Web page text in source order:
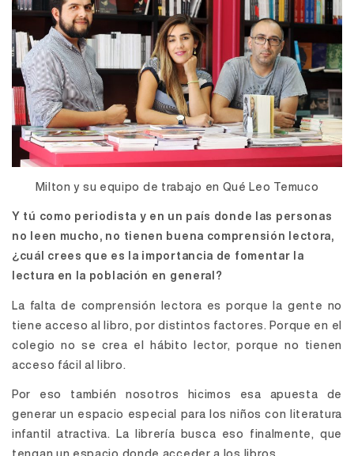
Milton y su equipo de trabajo en Qué Leo Temuco
Y tú como periodista y en un país donde las personas
no leen mucho, no tienen buena comprensión lectora,
¿cuál crees que es la importancia de fomentar la
lectura en la población en general?
La falta de comprensión lectora es porque la gente no
tiene acceso al libro, por distintos factores. Porque en el
colegio no se crea el hábito lector, porque no tienen
acceso fácil al libro.
Por eso también nosotros hicimos esa apuesta de
generar un espacio especial para los niños con literatura
infantil atractiva. La librería busca eso finalmente, que
tengan un espacio donde acceder a los libros.